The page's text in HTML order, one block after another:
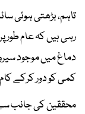
تاہم، بڑھتی ہوئی
رہی ہیں کہ عام طور
دماغ میں موجود
کمی کو دور کرکے
محققین کی جانب سے